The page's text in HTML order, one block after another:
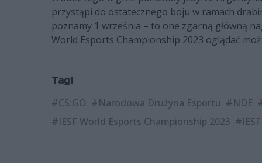
przystąpi do ostatecznego boju w ramach
poznamy 1 września – to one zgarną główną
World Esports Championship 2023 oglądać
Tagi
#CS:GO #Narodowa Drużyna Esportu #NDE
#IESF World Esports Championship 2023